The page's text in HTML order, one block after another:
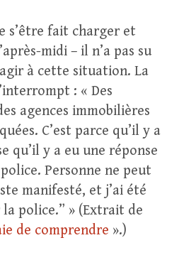
s’être fait charger et
midi – il n’a pas su
à cette situation. La
: « Des
agences immobilières
C’est parce qu’il y a
qu’il y a eu une réponse
Personne ne peut
manifesté, et j’ai été
police.” » (Extrait de
de comprendre ».)